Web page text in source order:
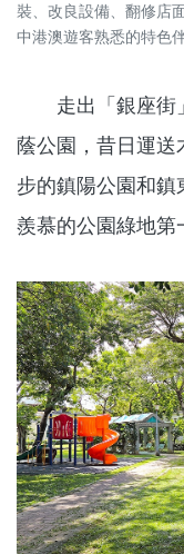
裝、改良設備、翻修店
中港澳遊客熟悉的特色
走出「銀座街
蔭公園，昔日運送
步的鎮陽公園和鎮
羨慕的公園綠地第